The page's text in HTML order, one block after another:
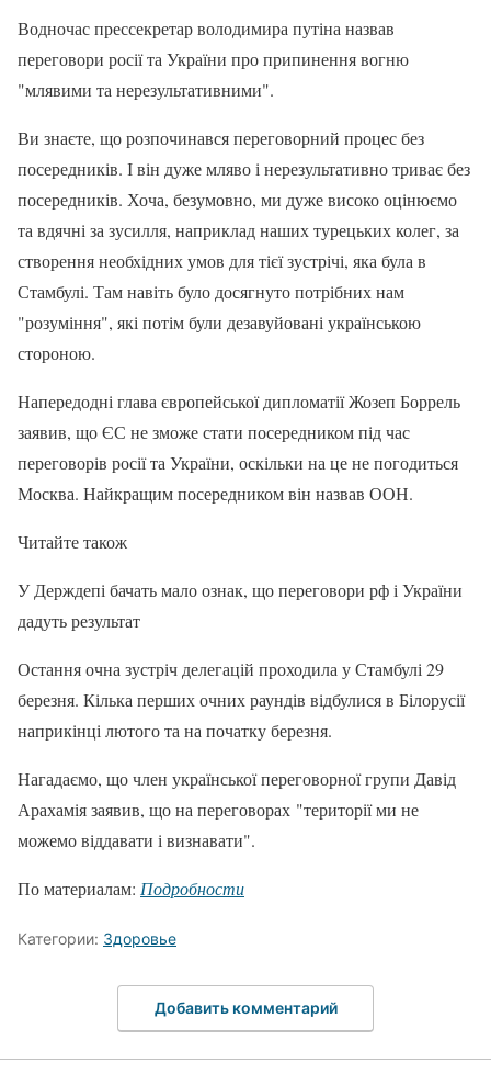
Водночас прессекретар володимира путіна назвав
переговори росії та України про припинення вогню
"млявими та нерезультативними".
Ви знаєте, що розпочинався переговорний процес без
посередників. І він дуже мляво і нерезультативно триває без
посередників. Хоча, безумовно, ми дуже високо оцінюємо
та вдячні за зусилля, наприклад наших турецьких колег, за
створення необхідних умов для тієї зустрічі, яка була в
Стамбулі. Там навіть було досягнуто потрібних нам
"розуміння", які потім були дезавуйовані українською
стороною.
Напередодні глава європейської дипломатії Жозеп Боррель
заявив, що ЄС не зможе стати посередником під час
переговорів росії та України, оскільки на це не погодиться
Москва. Найкращим посередником він назвав ООН.
Читайте також
У Держдепі бачать мало ознак, що переговори рф і України
дадуть результат
Остання очна зустріч делегацій проходила у Стамбулі 29
березня. Кілька перших очних раундів відбулися в Білорусії
наприкінці лютого та на початку березня.
Нагадаємо, що член української переговорної групи Давід
Арахамія заявив, що на переговорах "території ми не
можемо віддавати і визнавати".
По материалам: Подробности
Категории: Здоровье
Добавить комментарий